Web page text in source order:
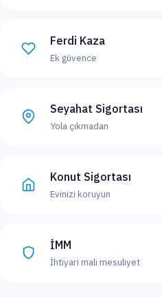
Ferdi Kaza
Ek güvence
Seyahat Sigortası
Yola çıkmadan
Konut Sigortası
Evinizi koruyun
İMM
İhtiyari mali mesuliyet